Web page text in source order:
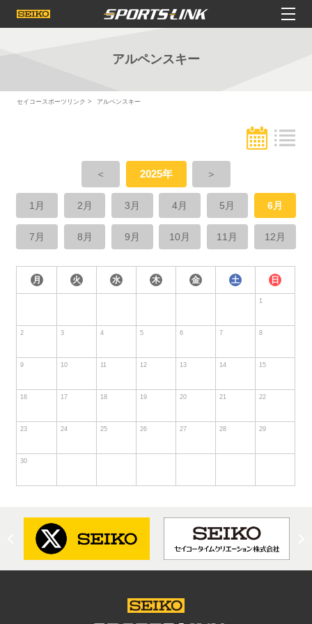
アルペンスキー
セイコースポーツリンク アルペンスキー
＜ 2025年 ＞
1月 2月 3月 4月 5月 6月
7月 8月 9月 10月 11月 12月
月 火 水 木 金 土 日
1
2 3 4 5 6 7 8
9 10 11 12 13 14 15
16 17 18 19 20 21 22
23 24 25 26 27 28 29
30